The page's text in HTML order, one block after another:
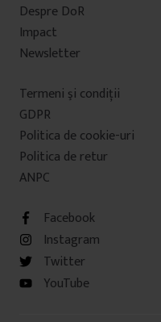
Despre DoR
Impact
Newsletter
Termeni şi condiţii
GDPR
Politica de cookie-uri
Politica de retur
ANPC
Facebook
Instagram
Twitter
YouTube